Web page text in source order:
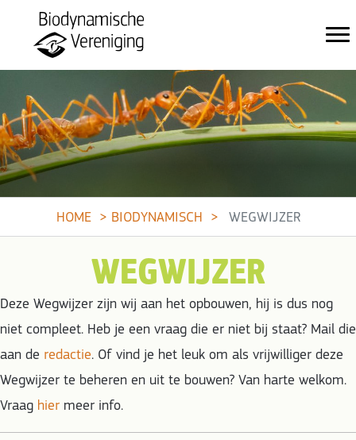
HOME BIODYNAMISCH WEGWIJZER
WEGWIJZER
Deze Wegwijzer zijn wij aan het opbouwen, hij is dus nog
niet compleet. Heb je een vraag die er niet bij staat? Mail die
aan de redactie. Of vind je het leuk om als vrijwilliger deze
Wegwijzer te beheren en uit te bouwen? Van harte welkom.
Vraag hier meer info.